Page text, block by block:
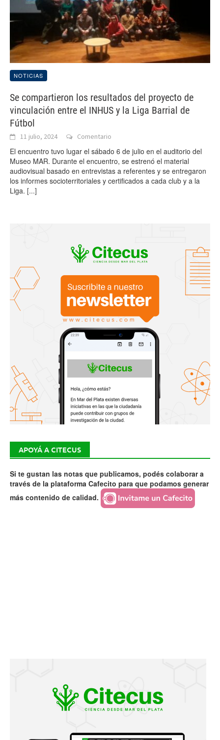
NOTICIAS
Se compartieron los resultados del proyecto de
vinculación entre el INHUS y la Liga Barrial de
Fútbol
11 julio, 2024 Comentario
El encuentro tuvo lugar el sábado 6 de julio en el auditorio del
Museo MAR. Durante el encuentro, se estrenó el material
audiovisual basado en entrevistas a referentes y se entregaron
los informes socioterritoriales y certificados a cada club y a la
Liga. [...]
APOYÁ A CITECUS
Si te gustan las notas que publicamos, podés colaborar a
través de la plataforma Cafecito para que podamos generar
más contenido de calidad.